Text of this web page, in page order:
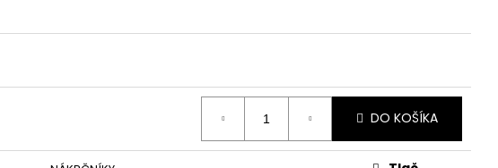
DO KOŠÍKA